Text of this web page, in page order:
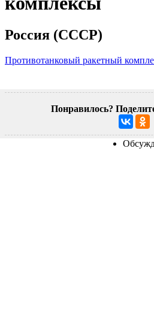
Россия (СССР)
Противотанковый ракетный
Понравилось?